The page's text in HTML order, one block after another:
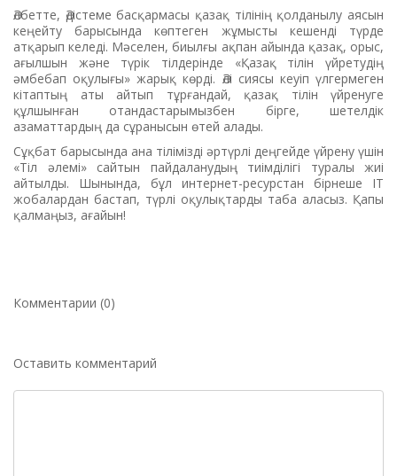
Әлбетте, Әдістеме басқармасы қазақ тілінің қолданылу аясын
кеңейту барысында көптеген жұмысты кешенді түрде
атқарып келеді. Мәселен, биылғы ақпан айында қазақ, орыс,
ағылшын және түрік тілдерінде «Қазақ тілін үйретудің
әмбебап оқулығы» жарық көрді. Әлі сиясы кеуіп үлгермеген
кітаптың аты айтып тұрғандай, қазақ тілін үйренуге
құлшынған отандастарымызбен бірге, шетелдік
азаматтардың да сұранысын өтей алады.
Сұқбат барысында ана тілімізді әртүрлі деңгейде үйрену үшін
«Тіл әлемі» сайтын пайдаланудың тиімділігі туралы жиі
айтылды. Шынында, бұл интернет-ресурстан бірнеше ІТ
жобалардан бастап, түрлі оқулықтарды таба аласыз. Қапы
қалмаңыз, ағайын!
Комментарии (0)
Оставить комментарий